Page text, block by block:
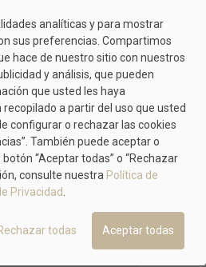
DE RIA MENORCA
analíticas y para mostrar
sus preferencias. Compartimos
hace de nuestro sitio con nuestros
y análisis, que pueden
que usted les haya
a partir del uso que usted
configurar o rechazar las cookies
También puede aceptar o
“Aceptar todas” o “Rechazar
consulte nuestra Política de
Privacidad
todas Aceptar todas